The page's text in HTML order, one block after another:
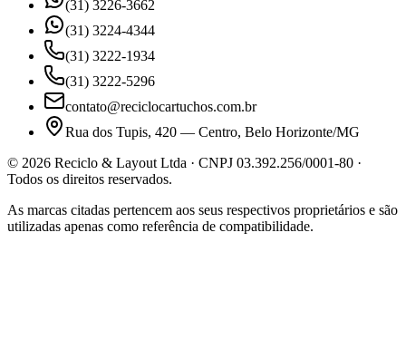
(31) 3226-3662
(31) 3224-4344
(31) 3222-1934
(31) 3222-5296
contato@reciclocartuchos.com.br
Rua dos Tupis, 420 — Centro, Belo Horizonte/MG
© 2026 Reciclo & Layout Ltda · CNPJ 03.392.256/0001-80 ·
Todos os direitos reservados.
As marcas citadas pertencem aos seus respectivos proprietários e são
utilizadas apenas como referência de compatibilidade.